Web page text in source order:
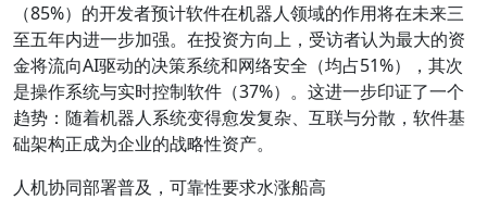
（85%）的开发者预计软件在机器人领域的作用将在未来三
至五年内进一步加强。在投资方向上，受访者认为最大的资
金将流向AI驱动的决策系统和网络安全（均占51%），其次
是操作系统与实时控制软件（37%）。这进一步印证了一个
趋势：随着机器人系统变得愈发复杂、互联与分散，软件基
础架构正成为企业的战略性资产。
人机协同部署普及，可靠性要求水涨船高